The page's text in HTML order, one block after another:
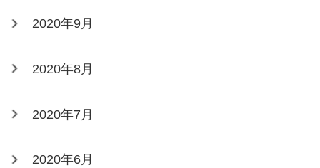
2020年9月
2020年8月
2020年7月
2020年6月